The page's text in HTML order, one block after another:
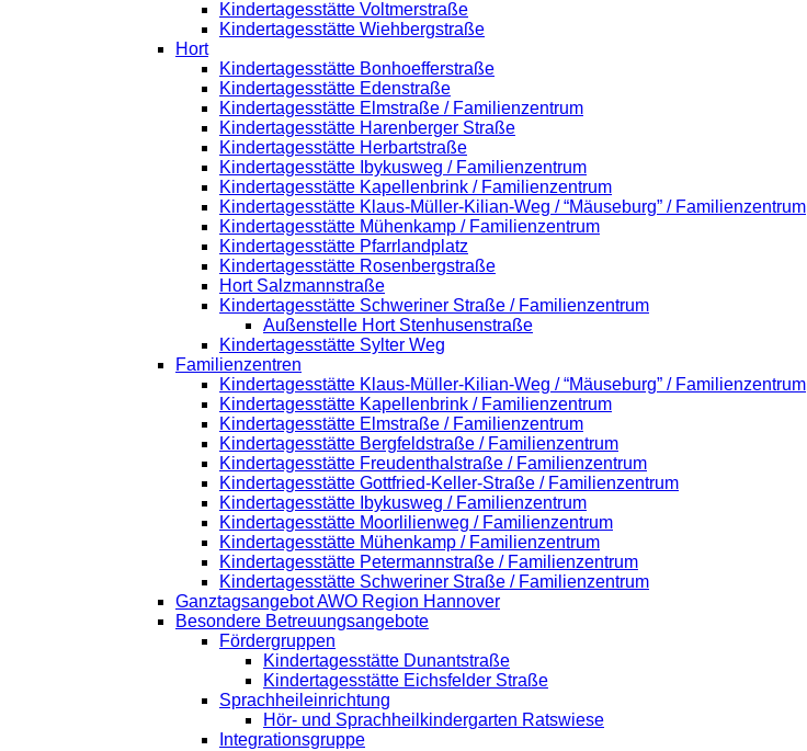
Kindertagesstätte Voltmerstraße
Kindertagesstätte Wiehbergstraße
Hort
Kindertagesstätte Bonhoefferstraße
Kindertagesstätte Edenstraße
Kindertagesstätte Elmstraße / Familienzentrum
Kindertagesstätte Harenberger Straße
Kindertagesstätte Herbartstraße
Kindertagesstätte Ibykusweg / Familienzentrum
Kindertagesstätte Kapellenbrink / Familienzentrum
Kindertagesstätte Klaus-Müller-Kilian-Weg / “Mäuseburg” / Familienzentrum
Kindertagesstätte Mühenkamp / Familienzentrum
Kindertagesstätte Pfarrlandplatz
Kindertagesstätte Rosenbergstraße
Hort Salzmannstraße
Kindertagesstätte Schweriner Straße / Familienzentrum
Außenstelle Hort Stenhusenstraße
Kindertagesstätte Sylter Weg
Familienzentren
Kindertagesstätte Klaus-Müller-Kilian-Weg / “Mäuseburg” / Familienzentrum
Kindertagesstätte Kapellenbrink / Familienzentrum
Kindertagesstätte Elmstraße / Familienzentrum
Kindertagesstätte Bergfeldstraße / Familienzentrum
Kindertagesstätte Freudenthalstraße / Familienzentrum
Kindertagesstätte Gottfried-Keller-Straße / Familienzentrum
Kindertagesstätte Ibykusweg / Familienzentrum
Kindertagesstätte Moorlilienweg / Familienzentrum
Kindertagesstätte Mühenkamp / Familienzentrum
Kindertagesstätte Petermannstraße / Familienzentrum
Kindertagesstätte Schweriner Straße / Familienzentrum
Ganztagsangebot AWO Region Hannover
Besondere Betreuungsangebote
Fördergruppen
Kindertagesstätte Dunantstraße
Kindertagesstätte Eichsfelder Straße
Sprachheileinrichtung
Hör- und Sprachheilkindergarten Ratswiese
Integrationsgruppe